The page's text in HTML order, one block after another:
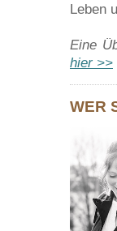
Leben
Eine
hier >>
WER